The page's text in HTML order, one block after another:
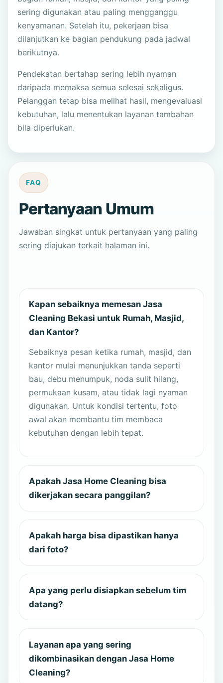
sering digunakan atau paling mengganggu
kenyamanan. Setelah itu, pekerjaan bisa
dilanjutkan ke bagian pendukung pada jadwal
berikutnya.
Pendekatan bertahap sering lebih nyaman
daripada memaksa semua selesai sekaligus.
Pelanggan tetap bisa melihat hasil, mengevaluasi
kebutuhan, lalu menentukan layanan tambahan
bila diperlukan.
FAQ
Pertanyaan Umum
Jawaban singkat untuk pertanyaan yang paling
sering diajukan terkait halaman ini.
Kapan sebaiknya memesan Jasa
Cleaning Bekasi untuk Rumah, Masjid,
dan Kantor?
Sebaiknya pesan ketika rumah, masjid, dan
kantor mulai menunjukkan tanda seperti
bau, debu menumpuk, noda sulit hilang,
permukaan kusam, atau tidak lagi nyaman
digunakan. Untuk kondisi tertentu, foto
awal akan membantu tim membaca
kebutuhan dengan lebih tepat.
Apakah Jasa Home Cleaning bisa
dikerjakan secara panggilan?
Apakah harga bisa dipastikan hanya
dari foto?
Apa yang perlu disiapkan sebelum tim
datang?
Layanan apa yang sering
dikombinasikan dengan Jasa Home
Cleaning?